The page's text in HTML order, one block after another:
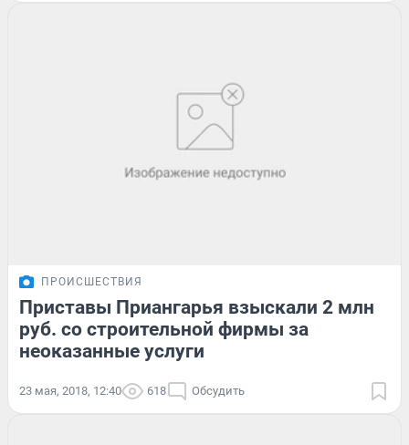
ПРОИСШЕСТВИЯ
Приставы Приангарья взыскали 2 млн
руб. со строительной фирмы за
неоказанные услуги
23 мая, 2018, 12:40 618 Обсудить